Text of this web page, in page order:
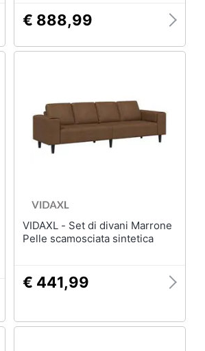
€ 888,99
VIDAXL - Set di divani Marrone
Pelle scamosciata sintetica
€ 441,99